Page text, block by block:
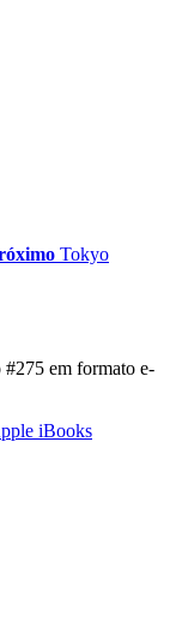
Tokyo
em formato e-
iBooks